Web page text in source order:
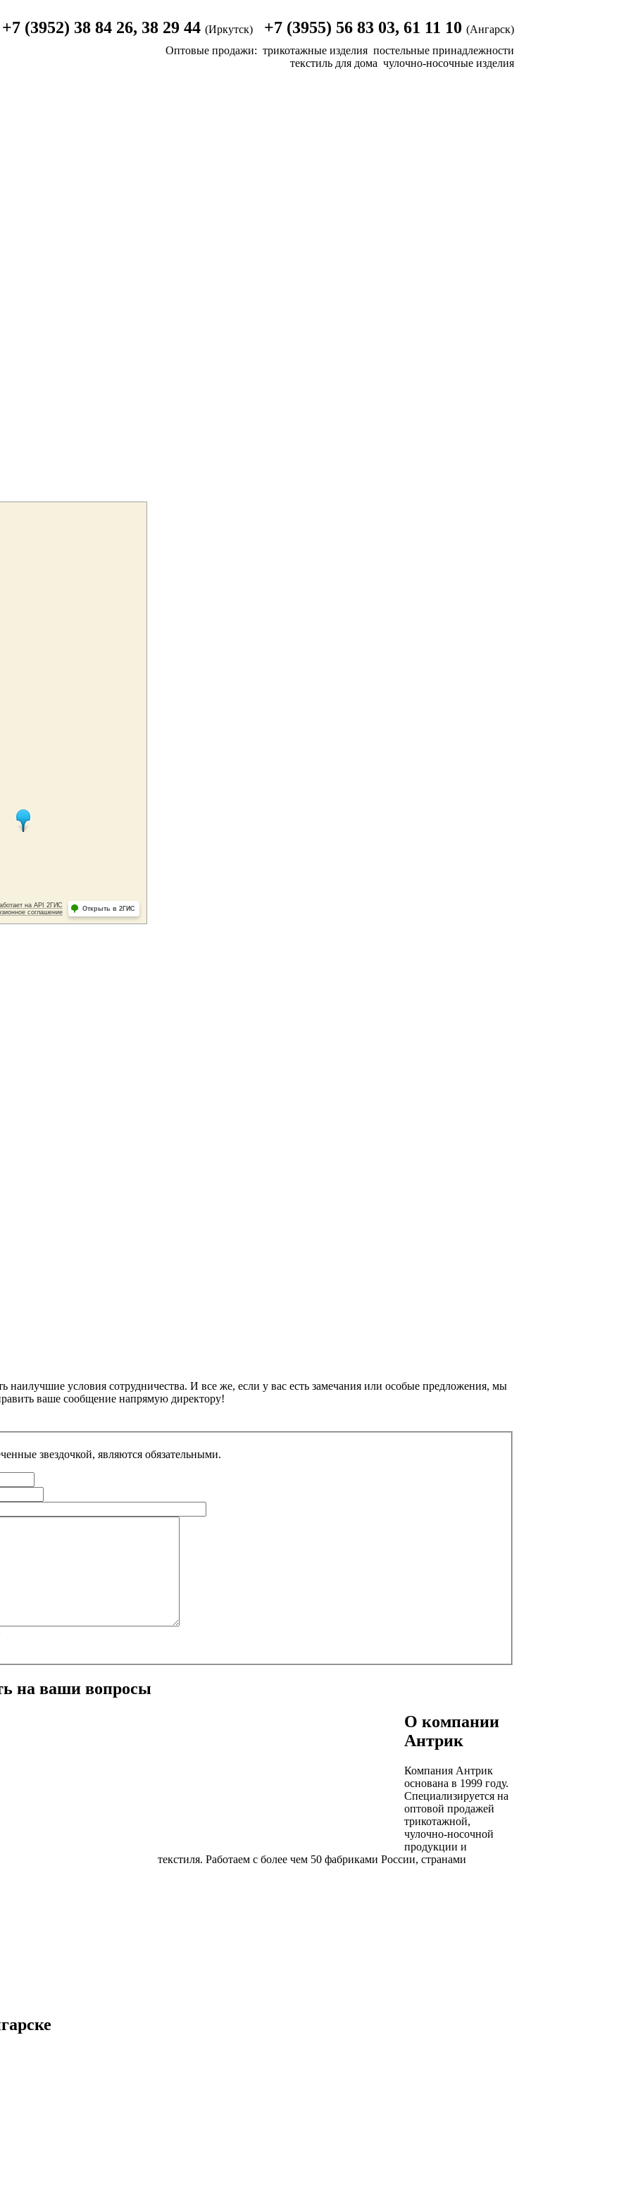
(3952) 38 84 26, 38 29 44 (Иркутск) +7 (3955) 56 83 03, 61 11 10 (Ангарск)
Оптовые продажи: трикотажные изделия постельные принадлежности
текстиль для дома чулочно-носочные изделия
наилучшие условия сотрудничества. И все же, если у вас есть замечания или особые предложения, мы
ваше сообщение напрямую директору!
звездочкой, являются обязательными.
на ваши вопросы
О компании
Антрик
Компания Антрик
основана в 1999 году.
Специализируется на
оптовой продажей
трикотажной,
чулочно-носочной
продукции и
текстиля. Работаем с более чем 50 фабриками России, странами